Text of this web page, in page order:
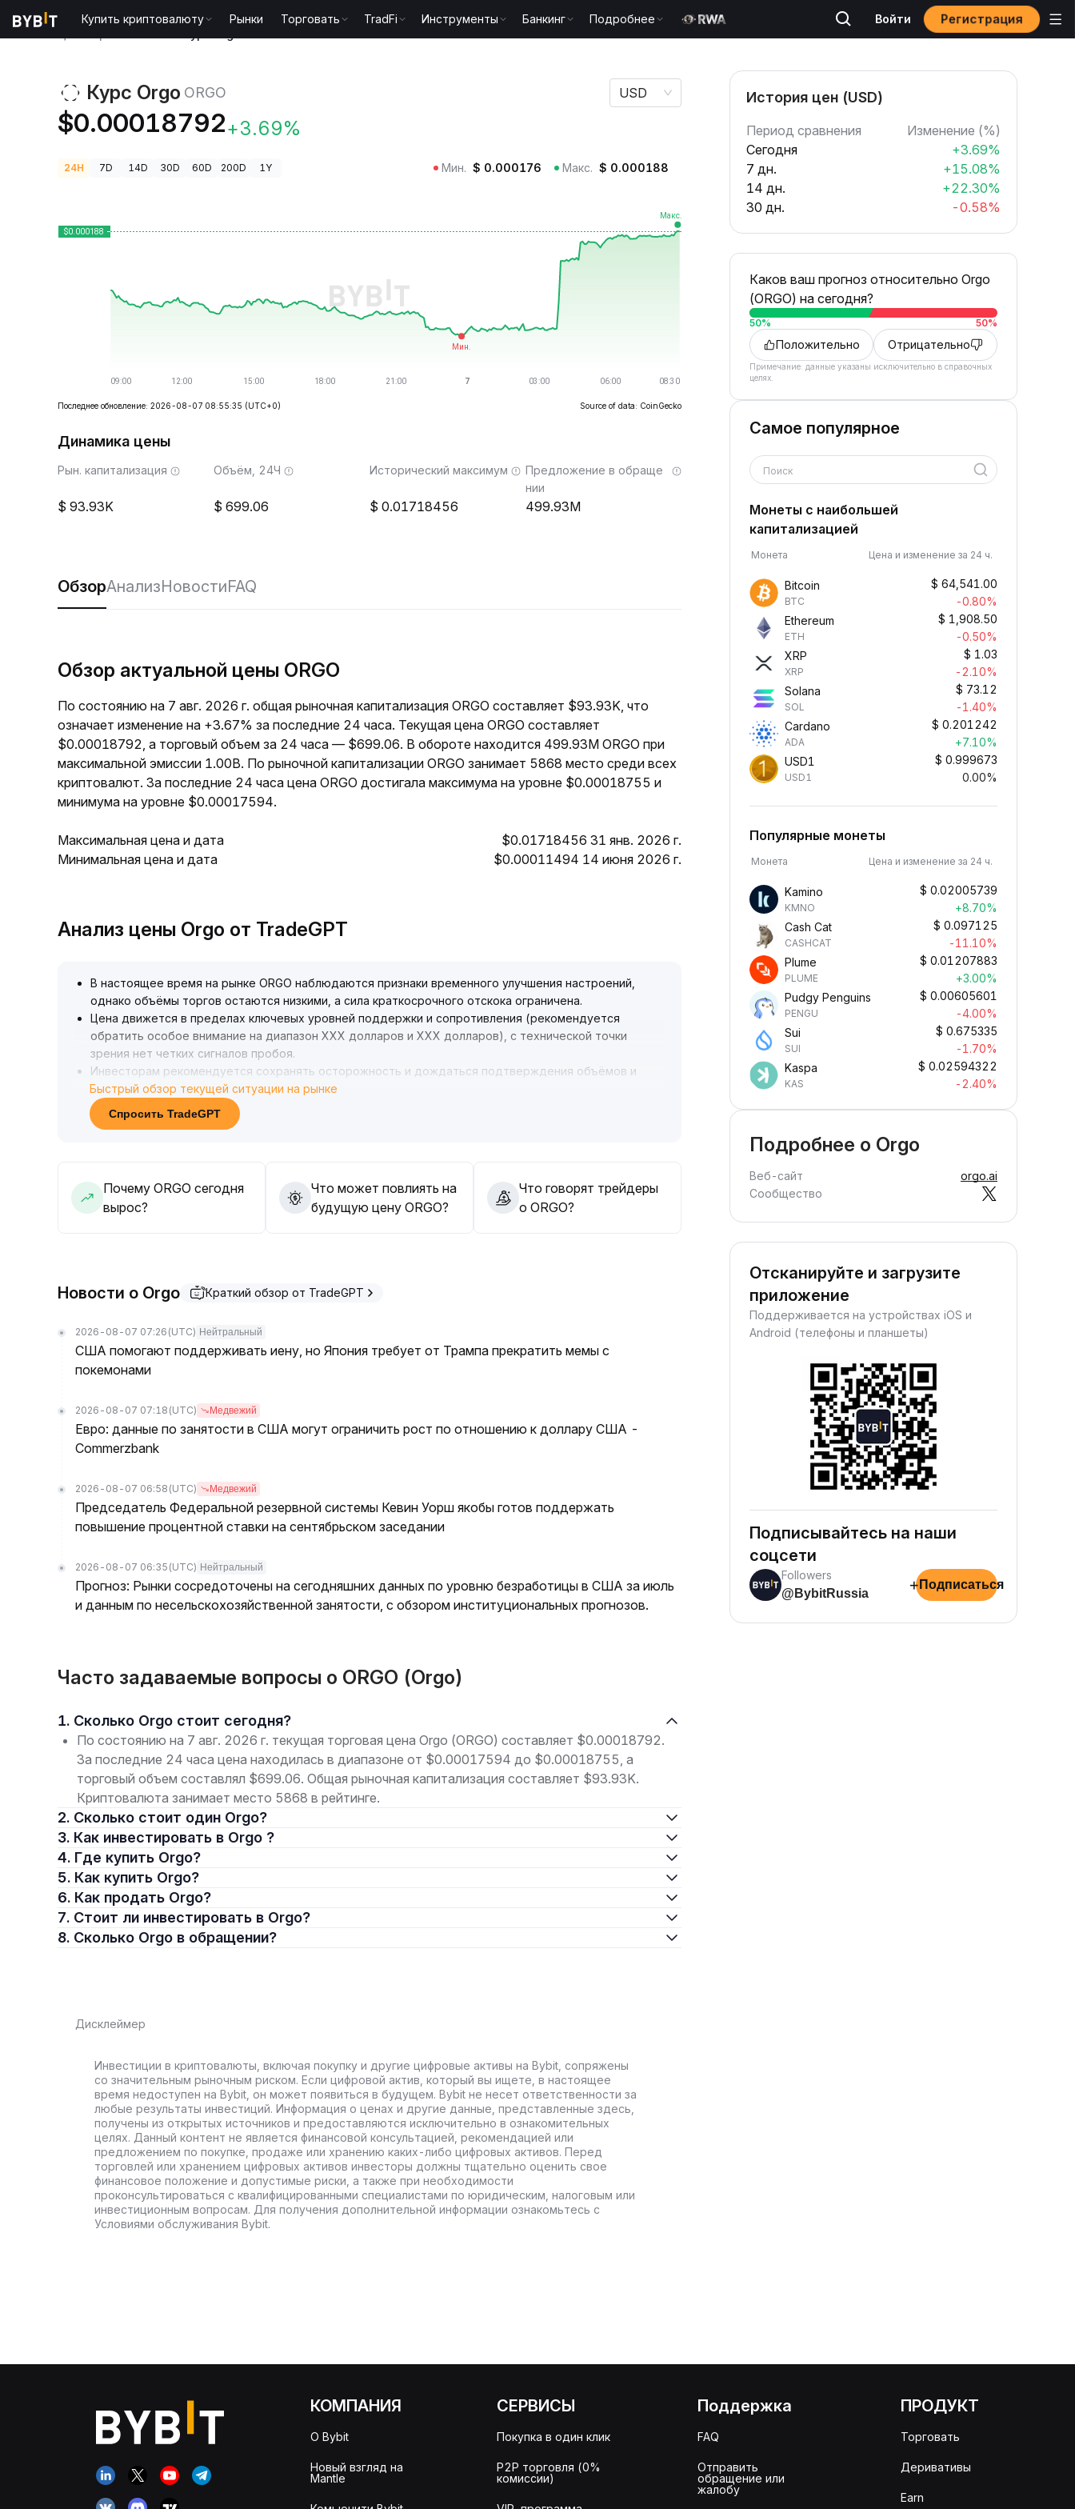
Купить криптовалюту Рынки Торговать TradFi Инструменты Банкинг Подробнее Войти Регистрация
Курс Orgo ORGO
$0.00018792+3.69%
USD
24H 7D 14D 30D 60D 200D 1Y Мин. $ 0.000176 Макс. $ 0.000188
Последнее обновление: 2026-08-07 08:55:35 (UTC+0) Source of data: CoinGecko
Динамика цены
Рын. капитализация
93.93K
Объём, 24Ч
699.06
Исторический максимум
0.01718456
Предложение в обраще
нии
499.93M
ОбзорАнализНовостиFAQ
Обзор актуальной цены ORGO
По состоянию на 7 авг. 2026 г. общая рыночная капитализация ORGO составляет $93.93K, что
означает изменение на +3.67% за последние 24 часа. Текущая цена ORGO составляет
$0.00018792, а торговый объем за 24 часа — $699.06. В обороте находится 499.93M ORGO при
максимальной эмиссии 1.00B. По рыночной капитализации ORGO занимает 5868 место среди всех
криптовалют. За последние 24 часа цена ORGO достигала максимума на уровне $0.00018755 и
минимума на уровне $0.00017594.
Максимальная цена и дата
$0.01718456 31 янв. 2026 г.
Минимальная цена и дата
$0.00011494 14 июня 2026 г.
Анализ цены Orgo от TradeGPT
В настоящее время на рынке ORGO наблюдаются признаки временного улучшения настроений,
однако объёмы торгов остаются низкими, а сила краткосрочного отскока ограничена.
Цена движется в пределах ключевых уровней поддержки и сопротивления (рекомендуется
обратить особое внимание на диапазон XXX долларов и XXX долларов), с технической точки
зрения нет четких сигналов пробоя.
Инвесторам рекомендуется сохранять осторожность и дождаться подтверждения объёмов и
направления цены, чтобы избежать риска ложного отскока
Быстрый обзор текущей ситуации на рынке
Спросить TradeGPT
Почему ORGO сегодня
вырос?
Что может повлиять на
будущую цену ORGO?
Что говорят трейдеры
о ORGO?
Новости о Orgo Краткий обзор от TradeGPT
2026-08-07 07:26 (UTC) Нейтральный
США помогают поддерживать иену, но Япония требует от Трампа прекратить мемы с
покемонами
2026-08-07 07:18 (UTC) Медвежий
Евро: данные по занятости в США могут ограничить рост по отношению к доллару США -
Commerzbank
2026-08-07 06:58 (UTC) Медвежий
Председатель Федеральной резервной системы Кевин Уорш якобы готов поддержать
повышение процентной ставки на сентябрьском заседании
2026-08-07 06:35 (UTC) Нейтральный
Прогноз: Рынки сосредоточены на сегодняшних данных по уровню безработицы в США за июль
и данным по несельскохозяйственной занятости, с обзором институциональных прогнозов.
Часто задаваемые вопросы о ORGO (Orgo)
1. Сколько Orgo стоит сегодня?
По состоянию на 7 авг. 2026 г. текущая торговая цена Orgo (ORGO) составляет $0.00018792.
За последние 24 часа цена находилась в диапазоне от $0.00017594 до $0.00018755, а
торговый объем составлял $699.06. Общая рыночная капитализация составляет $93.93K.
Криптовалюта занимает место 5868 в рейтинге.
2. Сколько стоит один Orgo?
3. Как инвестировать в Orgo ?
4. Где купить Orgo?
5. Как купить Orgo?
6. Как продать Orgo?
7. Стоит ли инвестировать в Orgo?
8. Сколько Orgo в обращении?
Дисклеймер
Инвестиции в криптовалюты, включая покупку и другие цифровые активы на Bybit, сопряжены
со значительным рыночным риском. Если цифровой актив, который вы ищете, в настоящее
время недоступен на Bybit, он может появиться в будущем. Bybit не несет ответственности за
любые результаты инвестиций. Информация о ценах и другие данные, представленные здесь,
получены из открытых источников и предоставляются исключительно в ознакомительных
целях. Данный контент не является финансовой консультацией, рекомендацией или
предложением по покупке, продаже или хранению каких-либо цифровых активов. Перед
торговлей или хранением цифровых активов инвесторы должны тщательно оценить свое
финансовое положение и допустимые риски, а также при необходимости
проконсультироваться с квалифицированными специалистами по юридическим, налоговым или
инвестиционным вопросам. Для получения дополнительной информации ознакомьтесь с
Условиями обслуживания Bybit.
История цен (USD)
Период сравнения
Изменение (%)
Сегодня
+3.69%
7 дн.
+15.08%
14 дн.
+22.30%
30 дн.
-0.58%
Каков ваш прогноз относительно Orgo
(ORGO) на сегодня?
50% 50%
Положительно Отрицательно
Примечание: данные указаны исключительно в справочных
целях.
Самое популярное
Поиск
Монеты с наибольшей
капитализацией
Монета Цена и изменение за 24 ч.
Bitcoin
BTC
$ 64,541.00
-0.80%
Ethereum
ETH
$ 1,908.50
-0.50%
XRP
XRP
$ 1.03
-2.10%
Solana
SOL
$ 73.12
-1.40%
Cardano
ADA
$ 0.201242
+7.10%
USD1
USD1
$ 0.999673
0.00%
Популярные монеты
Монета Цена и изменение за 24 ч.
Kamino
KMNO
$ 0.02005739
+8.70%
Cash Cat
CASHCAT
$ 0.097125
-11.10%
Plume
PLUME
$ 0.01207883
+3.00%
Pudgy Penguins
PENGU
$ 0.00605601
-4.00%
Sui
SUI
$ 0.675335
-1.70%
Kaspa
KAS
$ 0.02594322
-2.40%
Подробнее о Orgo
Веб-сайт
orgo.ai
Сообщество
Отсканируйте и загрузите
приложение
Поддерживается на устройствах iOS и
Android (телефоны и планшеты)
Подписывайтесь на наши
соцсети
Followers
@BybitRussia
+ Подписаться
КОМПАНИЯ
О Bybit
Новый взгляд на
Mantle
СЕРВИСЫ
Покупка в один клик
P2P торговля (0%
комиссии)
Поддержка
FAQ
Отправить
обращение или
жалобу
ПРОДУКТ
Торговать
Деривативы
Earn